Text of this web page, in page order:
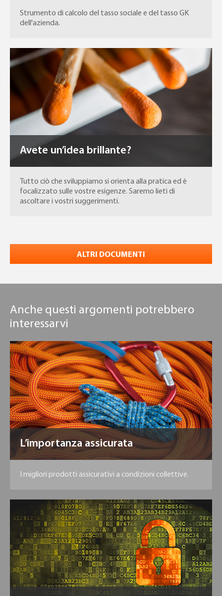
Strumento di calcolo del tasso sociale e del tasso GK
dell'azienda.
Avete un’idea brillante?
Tutto ciò che sviluppiamo si orienta alla pratica ed è
focalizzato sulle vostre esigenze. Saremo lieti di
ascoltare i vostri suggerimenti.
ALTRI DOCUMENTI
Anche questi argomenti potrebbero
interessarvi
L’importanza assicurata
I migliori prodotti assicurativi a condizioni collettive.